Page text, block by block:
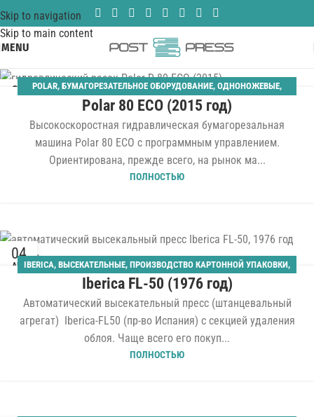
Skip to navigation
Skip to main content
MENU
06 POLAR, БУМАГОРЕЗАТЕЛЬНОЕ ОБОРУДОВАНИЕ, ОДНОНОЖЕВЫЕ,
ШИРИНА 800 ММ
Polar 80 ECO (2015 год)
Высокоскоростная гидравлическая бумагорезальная
машина Polar 80 ECO с программным управлением.
Ориентирована, прежде всего, на рынок ма...
ПОЛНОСТЬЮ
04
АВГ IBERICA, ВЫСЕКАТЕЛЬНЫЕ, ПРОИЗВОДСТВО КАРТОННОЙ УПАКОВКИ,
ШТАНЦАГРЕГАТЫ
Iberica FL-50 (1976 год)
Автоматический высекательный пресс (штанцевальный
агрегат) Iberica-FL50 (пр-во Испания) с секцией удаления
облоя. Чаще всего его покуп...
ПОЛНОСТЬЮ